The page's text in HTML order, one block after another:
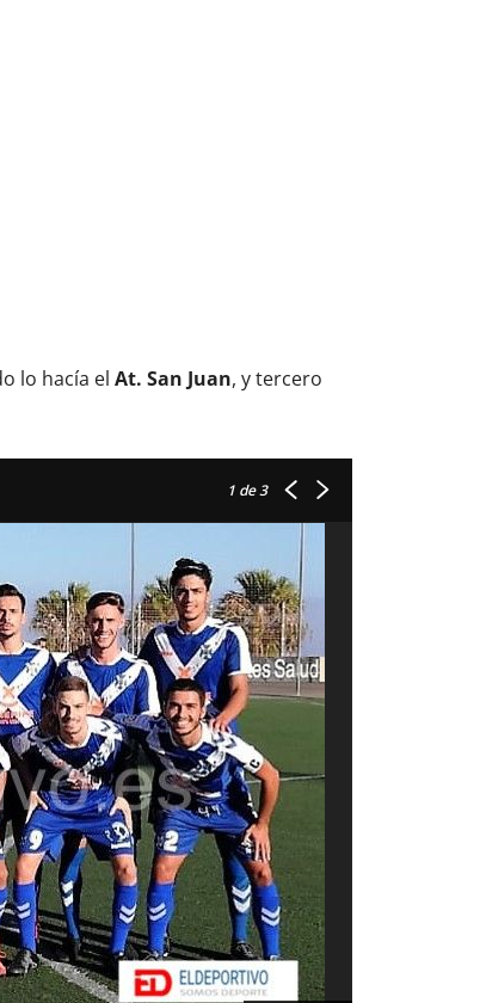
lo hacía el At. San Juan, y tercero
1 de 3